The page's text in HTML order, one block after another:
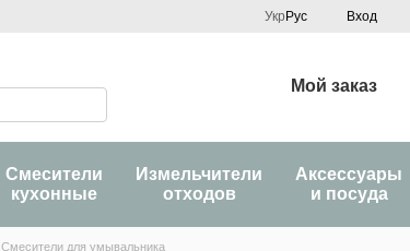
Укр Рус Вход
Мой заказ
Смесители
кухонные
Измельчители
отходов
Аксессуары
и посуда
Смесители для умывальника